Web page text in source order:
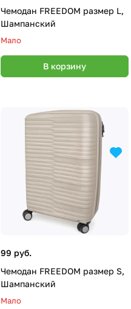
Чемодан FREEDOM размер L,
Шампанский
Мало
В корзину
99 руб.
Чемодан FREEDOM размер S,
Шампанский
Мало